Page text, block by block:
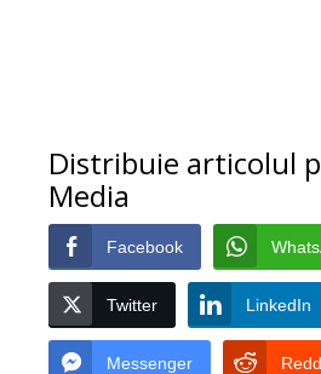
Distribuie articolul
Media
Facebook
Twitter LinkedIn
Messenger